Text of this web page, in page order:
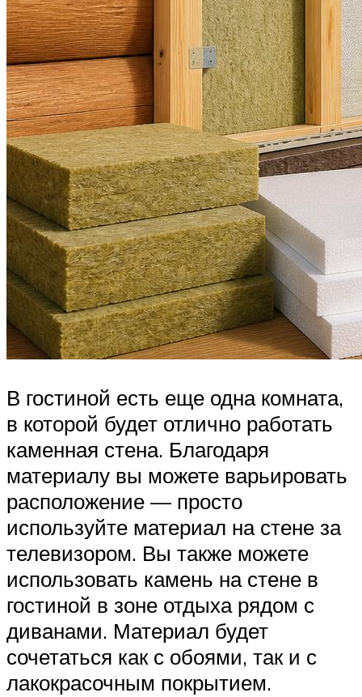
В гостиной есть еще одна комната,
в которой будет отлично работать
каменная стена. Благодаря
материалу вы можете варьировать
расположение — просто
используйте материал на стене за
телевизором. Вы также можете
использовать камень на стене в
гостиной в зоне отдыха рядом с
диванами. Материал будет
сочетаться как с обоями, так и с
лакокрасочным покрытием.